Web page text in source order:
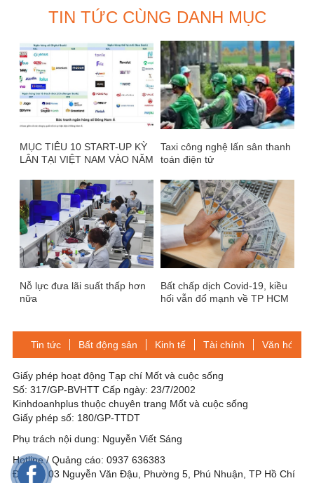
TIN TỨC CÙNG DANH MỤC
MỤC TIÊU 10 START-UP KỲ
LÂN TẠI VIỆT NAM VÀO NĂM
LĨNH VỰC NGÂN HÀNG SỐ?
Taxi công nghệ lấn sân thanh
toán điện tử
Nỗ lực đưa lãi suất thấp hơn
nữa
Bất chấp dịch Covid-19, kiều
hối vẫn đổ mạnh về TP HCM
Tin tức Bất động sản Kinh tế Tài chính Văn hóa-
Giấy phép hoạt động Tạp chí Mốt và cuộc sống
Số: 317/GP-BVHTT Cấp ngày: 23/7/2002
Kinhdoanhplus thuộc chuyên trang Mốt và cuộc sống
Giấy phép số: 180/GP-TTDT
Phụ trách nội dung: Nguyễn Viết Sáng
Hotline / Quảng cáo: 0937 636383
Địa chỉ: 03 Nguyễn Văn Đậu, Phường 5, Phú Nhuận, TP Hồ Chí